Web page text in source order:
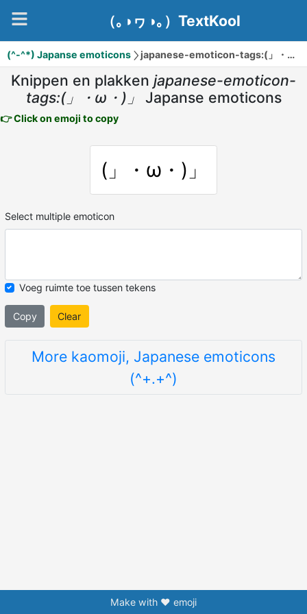
（｡◑ヮ◑｡）TextKool
(^-^*) Japanse emoticons japanese-emoticon-tags:(」・ω・)」
Knippen en plakken japanese-emoticon-
tags:(」・ω・)」
Japanse emoticons
👉 Click on emoji to copy
(」・ω・)」
Select multiple emoticon
Voeg ruimte toe tussen tekens
Copy Clear
More kaomoji, Japanese emoticons
(^+.+^)
Make with ❤️ emoji